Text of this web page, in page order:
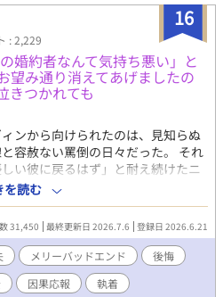
16
: 2,229
婚約者なんて気持ち悪い」と
望み通り消えてあげましたの
きつかれても
ンから向けられたのは、見知らぬ
容赦ない罵倒の日々だった。 それ
い彼に戻るはず」と耐え続けたニ
みんなの前でニコラスの手紙を破
界を迎える。 「僕が愛したアルヴ
誰も信じられなくなったニコラスは
留学先で過去を乗り越え、新しい
「記憶が戻った」と涙を流すアル
ラスの心には少しの情も残ってな
を読む
31,450 最終更新日 2026.7.6 登録日 2026.6.21
メリーバッドエンド
後悔
因果応報 執着